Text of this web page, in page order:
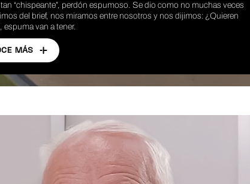
“chispeante”, perdón espumoso. Se dio como no muchas veces
del brief, nos miramos entre nosotros y nos dijimos: ¿Quieren
espuma van a tener.
MÁS